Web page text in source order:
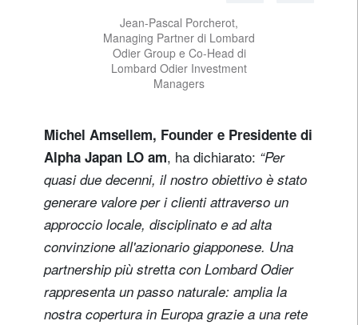
Jean-Pascal Porcherot,
Managing Partner di Lombard
Odier Group e Co-Head di
Lombard Odier Investment
Managers
Michel Amsellem, Founder e Presidente di
Alpha Japan LO am, ha dichiarato: “Per
quasi due decenni, il nostro obiettivo è stato
generare valore per i clienti attraverso un
approccio locale, disciplinato e ad alta
convinzione all'azionario giapponese. Una
partnership più stretta con Lombard Odier
rappresenta un passo naturale: amplia la
nostra copertura in Europa grazie a una rete